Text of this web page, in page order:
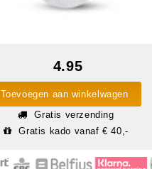
4.95
Toevoegen aan winkelwagen
Gratis verzending
Gratis kado vanaf € 40,-